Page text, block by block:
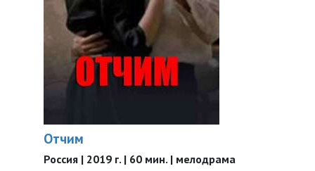
Отчим
Россия | 2019 г. | 60 мин. | мелодрама